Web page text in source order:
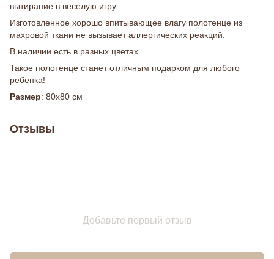
вытирание в веселую игру.
Изготовленное хорошо впитывающее влагу полотенце из
махровой ткани не вызывает аллергических реакций.
В наличии есть в разных цветах.
Такое полотенце станет отличным подарком для любого
ребенка!
Размер: 80х80 см
Отзывы
Добавьте первый отзыв